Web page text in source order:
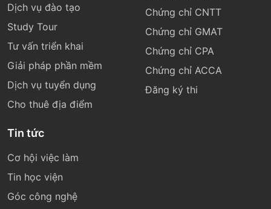
Dịch vụ đào tạo
Study Tour
Tư vấn triển khai
Giải pháp phần mềm
Dịch vụ tuyển dụng
Cho thuê địa điểm
Chứng chỉ CNTT
Chứng chỉ GMAT
Chứng chỉ CPA
Chứng chỉ ACCA
Đăng ký thi
Tin tức
Cơ hội việc làm
Tin học viện
Góc công nghệ